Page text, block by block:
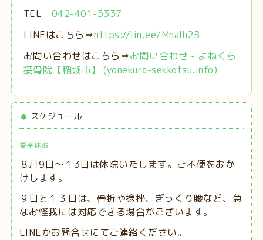
TEL 042-401-5337
LINEはこちら⇒https://lin.ee/MnaIh2B
お問い合わせはこちら⇒お問い合わせ - よねくら
接骨院【稲城市】 (yonekura-sekkotsu.info)
スケジュール
夏季休暇
８月9日～１3日は休院いたします。ご不便をおか
けします。
９日と１３日は、 骨折や捻挫、ぎっくり腰など、急
なお怪我には対応できる場合がございます。
LINEかお問合せにてご連絡ください。